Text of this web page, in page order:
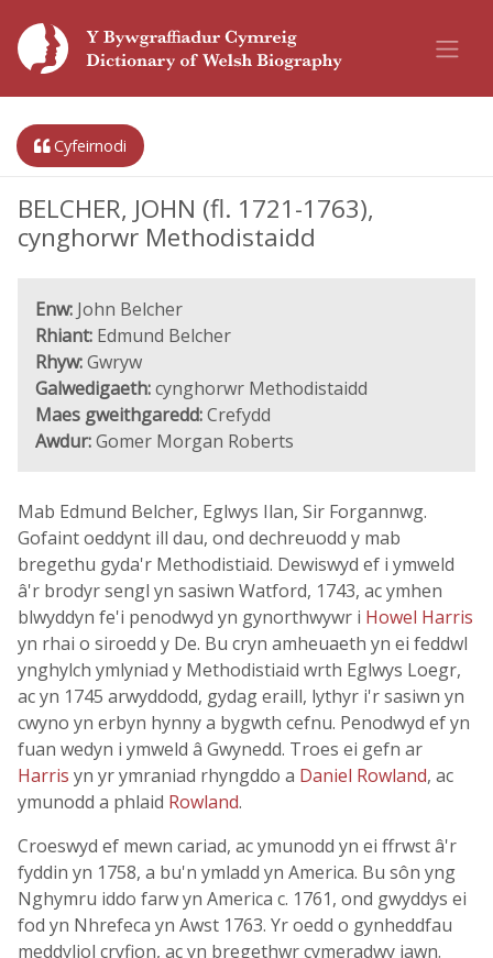
Cyfeirnodi
BELCHER, JOHN (fl. 1721-1763),
cynghorwr Methodistaidd
Enw: John Belcher
Rhiant: Edmund Belcher
Rhyw:Gwryw
Galwedigaeth:cynghorwr Methodistaidd
Maes gweithgaredd:Crefydd
Awdur:Gomer Morgan Roberts
Mab Edmund Belcher, Eglwys Ilan, Sir Forgannwg.
Gofaint oeddynt ill dau, ond dechreuodd y mab
bregethu gyda'r Methodistiaid. Dewiswyd ef i ymweld
â'r brodyr sengl yn sasiwn Watford, 1743, ac ymhen
blwyddyn fe'i penodwyd yn gynorthwywr i Howel Harris
yn rhai o siroedd y De. Bu cryn amheuaeth yn ei feddwl
ynghylch ymlyniad y Methodistiaid wrth Eglwys Loegr,
ac yn 1745 arwyddodd, gydag eraill, lythyr i'r sasiwn yn
cwyno yn erbyn hynny a bygwth cefnu. Penodwyd ef yn
fuan wedyn i ymweld â Gwynedd. Troes ei gefn ar
Harris yn yr ymraniad rhyngddo a Daniel Rowland, ac
ymunodd a phlaid Rowland.
Croeswyd ef mewn cariad, ac ymunodd yn ei ffrwst â'r
fyddin yn 1758, a bu'n ymladd yn America. Bu sôn yng
Nghymru iddo farw yn America c. 1761, ond gwyddys ei
fod yn Nhrefeca yn Awst 1763. Yr oedd o gynheddfau
meddyliol cryfion, ac yn bregethwr cymeradwy iawn.